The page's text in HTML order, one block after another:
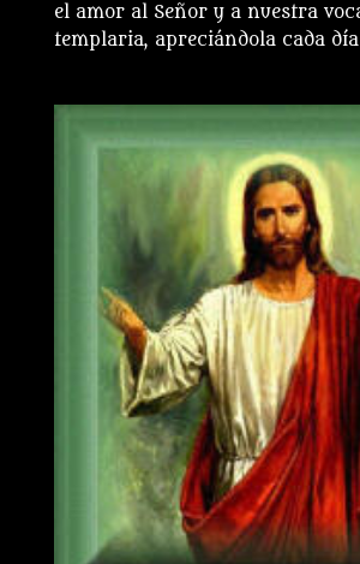
el amor al Señor y a nuestra
templaria, apreciándola cada día